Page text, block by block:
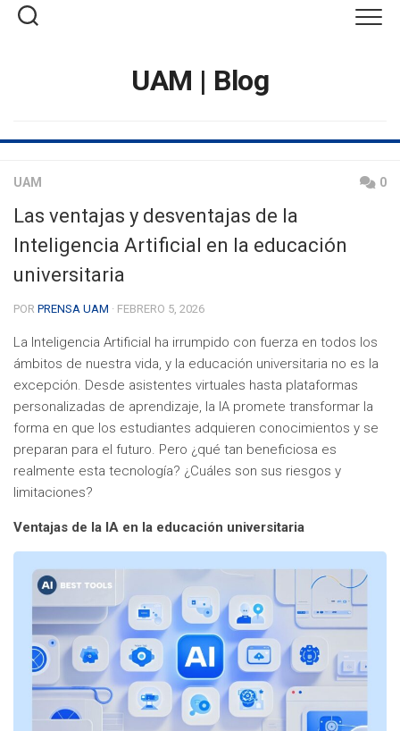
Saltar
UAM | Blog
UAM 0
Las ventajas y desventajas de la
Inteligencia Artificial en la educación
universitaria
POR PRENSA UAM · FEBRERO 5, 2026
La Inteligencia Artificial ha irrumpido con fuerza en todos los
ámbitos de nuestra vida, y la educación universitaria no es la
excepción. Desde asistentes virtuales hasta plataformas
personalizadas de aprendizaje, la IA promete transformar la
forma en que los estudiantes adquieren conocimientos y se
preparan para el futuro. Pero ¿qué tan beneficiosa es
realmente esta tecnología? ¿Cuáles son sus riesgos y
limitaciones?
Ventajas de la IA en la educación universitaria